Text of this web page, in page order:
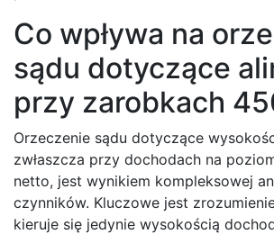
Co wpływa na
sądu dotyczące
przy zarobkach
Orzeczenie sądu dotyczące
zwłaszcza przy dochodach na
netto, jest wynikiem kompleksowej
czynników. Kluczowe jest
kieruje się jedynie wysokością